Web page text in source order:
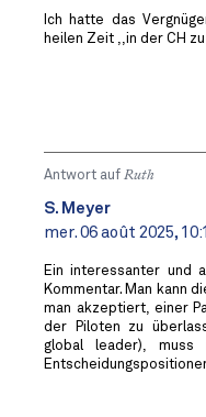
Ich hatte das
heilen Zeit ,,in der CH
Antwort auf Ruth
S. Meyer
mer. 06 août 2025,
Ein interessanter und
Kommentar. Man kann
man akzeptiert, einer
der Piloten zu
global leader),